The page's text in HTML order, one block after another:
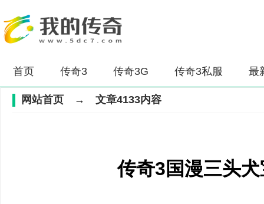
首页 传奇3 传奇3G 传奇3私服 最
网站首页 → 文章4133内容
传奇3国漫三头